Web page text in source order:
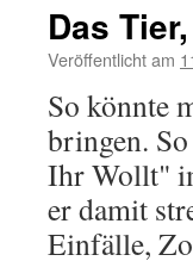
Das
Veröffentlicht am
So könnte
bringen.
Ihr Wollt"
er damit
Einfälle,